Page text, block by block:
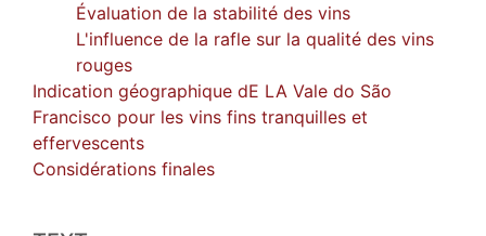
Évaluation de la stabilité des vins
L'influence de la rafle sur la qualité des vins
rouges
Indication géographique dE LA Vale do São
Francisco pour les vins fins tranquilles et
effervescents
Considérations finales